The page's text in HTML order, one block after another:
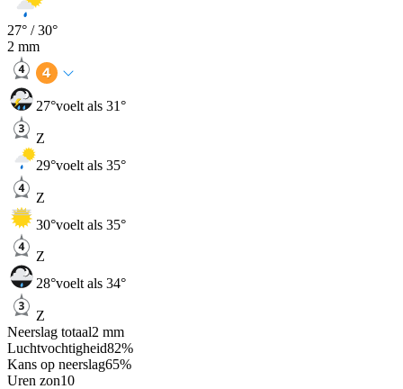
27° /30°
2 mm
27°voelt als 31°
Z
29°voelt als 35°
Z
30°voelt als 35°
Z
28°voelt als 34°
Z
Neerslag totaal2 mm
Luchtvochtigheid82%
Kans op neerslag65%
Uren zon10